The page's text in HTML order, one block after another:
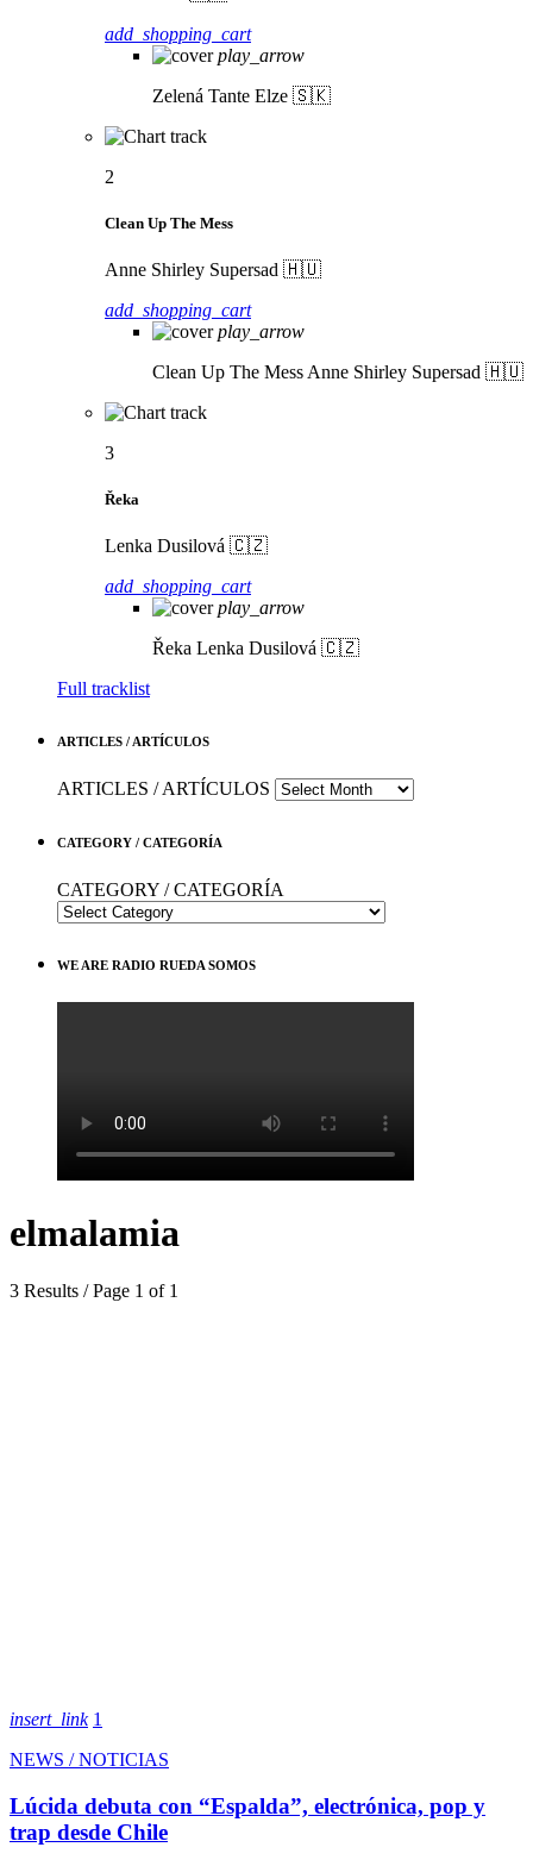
add_shopping_cart
play_arrow
Zelená Tante Elze 🇸🇰
2
Clean Up The Mess
Anne Shirley Supersad 🇭🇺
add_shopping_cart
play_arrow
Clean Up The Mess Anne Shirley Supersad 🇭🇺
3
Řeka
Lenka Dusilová 🇨🇿
add_shopping_cart
play_arrow
Řeka Lenka Dusilová 🇨🇿
Full tracklist
ARTICLES / ARTÍCULOS
ARTICLES / ARTÍCULOS
CATEGORY / CATEGORÍA
CATEGORY / CATEGORÍA
WE ARE RADIO RUEDA SOMOS
elmalamia
3 Results / Page 1 of 1
insert_link 1
NEWS / NOTICIAS
Lúcida debuta con “Espalda”, electrónica, pop y
trap desde Chile